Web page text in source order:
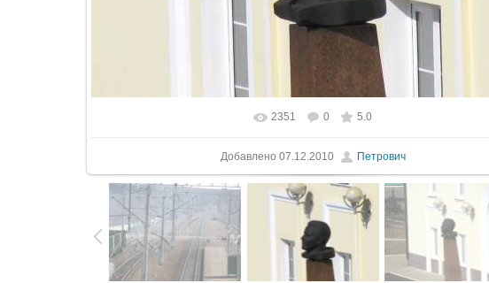
В реальном размере 1500x1125
2351 0 5.0
Добавлено 07.12.2010 Петрович